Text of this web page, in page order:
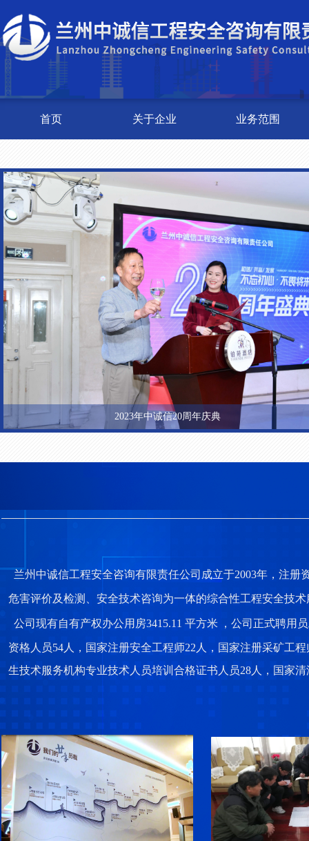
首页 关于企业 业务范围
2023年中诚信20周年庆典
兰州中诚信工程安全咨询有限责任公司成立于2003年，注册
危害评价及检测、安全技术咨询为一体的综合性工程安全技
公司现有自有产权办公用房3415.11 平方米 ，公司正式聘用
资格人员54人，国家注册安全工程师22人，国家注册采矿工
生技术服务机构专业技术人员培训合格证书人员28人，国家